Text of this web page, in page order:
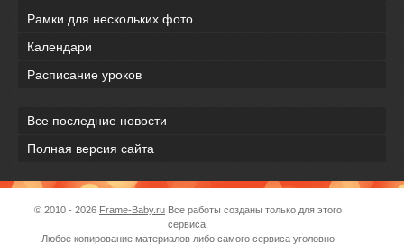
Рамки для нескольких фото
Календари
Расписание уроков
Все последние новости
Полная версия сайта
© 2010 - 2026 Frame-Baby.ru Все работы созданы только для этого
сервиса.
Любое копирование материалов либо самого сервиса уголовно